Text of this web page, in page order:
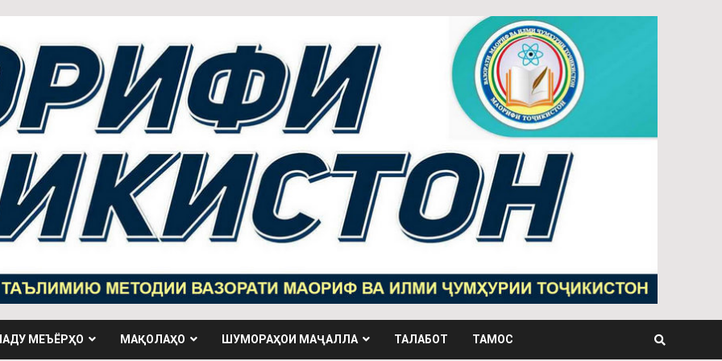
МЕЪЁРҲО МАҚОЛАҲО ШУМОРАҲОИ МАҶАЛЛА ТАЛАБОТ ТАМОС